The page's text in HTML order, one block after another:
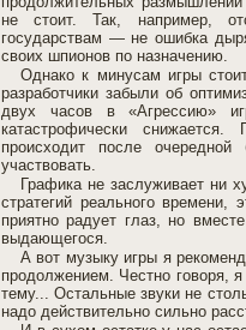
не стоит. Так, например,
государствам — не ошибка
своих шпионов по назначению.
Однако к минусам игры
разработчики забыли об
двух часов в «Агрессию»
катастрофически
происходит после
участвовать.
Графика не заслуживает ни
стратегий реального времени,
приятно радует глаз, но
выдающегося.
А вот музыку игры я
продолжением. Честно говоря,
тему... Остальные звуки не
надо действительно сильно